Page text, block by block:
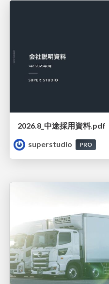
2026.8_中途採用資料.pdf
superstudio
PRO